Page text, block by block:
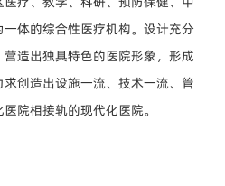
体的综合性医疗机构。设计充分
造出独具特色的医院形象，形成
创造出设施一流、技术一流、管
院相接轨的现代化医院。